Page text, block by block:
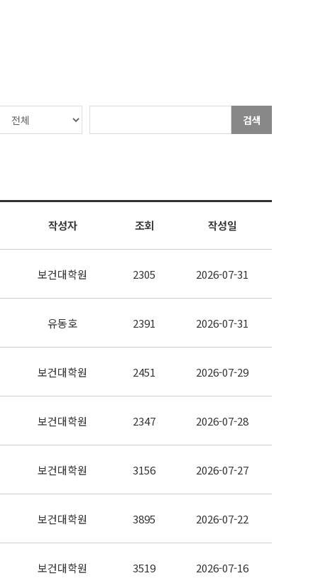
검색
작성자 조회 작성일
보건대학원 2305 2026-07-31
유동호 2391 2026-07-31
보건대학원 2451 2026-07-29
보건대학원 2347 2026-07-28
보건대학원 3156 2026-07-27
보건대학원 3895 2026-07-22
보건대학원 3519 2026-07-16